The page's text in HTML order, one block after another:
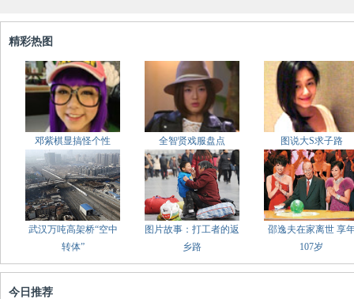
精彩热图
邓紫棋显搞怪个性 全智贤戏服盘点 图说大S求子路
武汉万吨高架桥“空中
转体”
图片故事：打工者的返
乡路
邵逸夫在家离世 享
107岁
今日推荐